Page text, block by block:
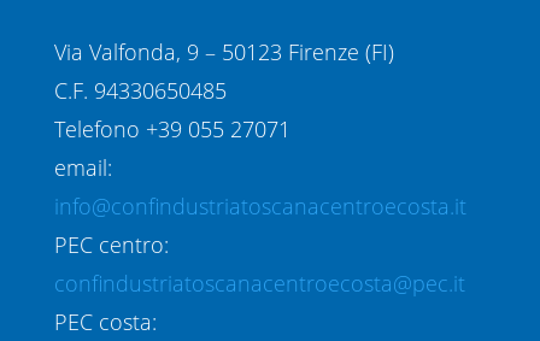
Via Valfonda, 9 – 50123 Firenze (FI)
C.F. 94330650485
Telefono +39 055 27071
email:
info@confindustriatoscanacentroecosta.it
PEC centro:
confindustriatoscanacentroecosta@pec.it
PEC costa: